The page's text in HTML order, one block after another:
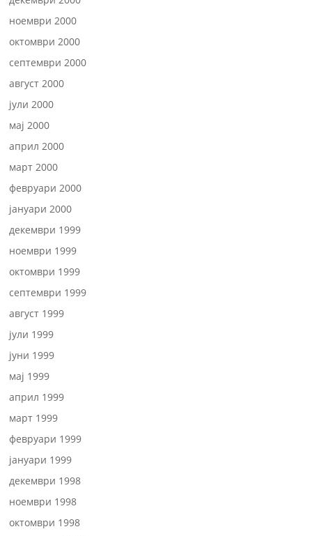
ноември 2000
октомври 2000
септември 2000
август 2000
јули 2000
мај 2000
април 2000
март 2000
февруари 2000
јануари 2000
декември 1999
ноември 1999
октомври 1999
септември 1999
август 1999
јули 1999
јуни 1999
мај 1999
април 1999
март 1999
февруари 1999
јануари 1999
декември 1998
ноември 1998
октомври 1998